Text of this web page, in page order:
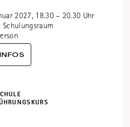
2027, 18.30 – 20.30 Uhr
Schulungsraum
INFOS